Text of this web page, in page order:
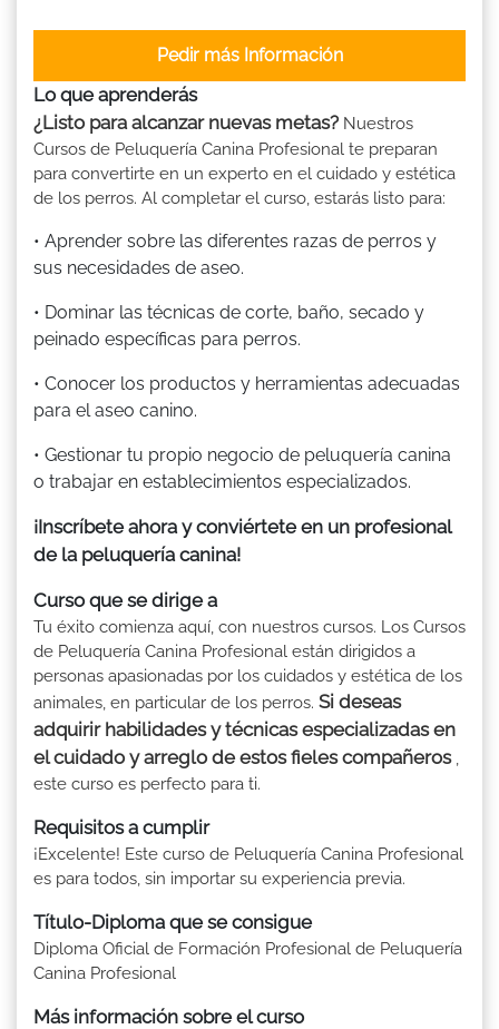
Pedir más Información
Lo que aprenderás
¿Listo para alcanzar nuevas metas? Nuestros
Cursos de Peluquería Canina Profesional te preparan
para convertirte en un experto en el cuidado y estética
de los perros. Al completar el curso, estarás listo para:
• Aprender sobre las diferentes razas de perros y
sus necesidades de aseo.
• Dominar las técnicas de corte, baño, secado y
peinado específicas para perros.
• Conocer los productos y herramientas adecuadas
para el aseo canino.
• Gestionar tu propio negocio de peluquería canina
o trabajar en establecimientos especializados.
¡Inscríbete ahora y conviértete en un profesional
de la peluquería canina!
Curso que se dirige a
Tu éxito comienza aquí, con nuestros cursos. Los Cursos
de Peluquería Canina Profesional están dirigidos a
personas apasionadas por los cuidados y estética de los
animales, en particular de los perros. Si deseas
adquirir habilidades y técnicas especializadas en
el cuidado y arreglo de estos fieles compañeros,
este curso es perfecto para ti.
Requisitos a cumplir
¡Excelente! Este curso de Peluquería Canina Profesional
es para todos, sin importar su experiencia previa.
Título-Diploma que se consigue
Diploma Oficial de Formación Profesional de Peluquería
Canina Profesional
Más información sobre el curso